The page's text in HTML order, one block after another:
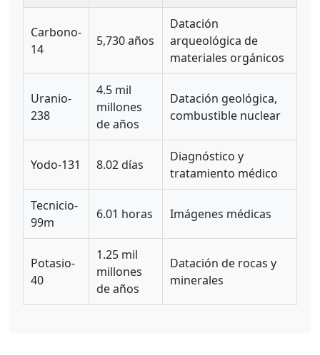
Carbono-
14
5,730 años
Datación
arqueológica de
materiales orgánicos
Uranio-
238
4.5 mil
millones
de años
Datación geológica,
combustible nuclear
Yodo-131 8.02 días
Diagnóstico y
tratamiento médico
Tecnicio-
99m
6.01 horas Imágenes médicas
Potasio-
40
1.25 mil
millones
de años
Datación de rocas y
minerales